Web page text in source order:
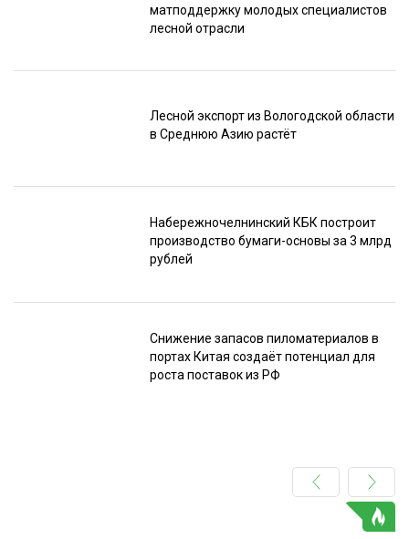
матподдержку молодых специалистов
лесной отрасли
Лесной экспорт из Вологодской области
в Среднюю Азию растёт
Набережночелнинский КБК построит
производство бумаги-основы за 3 млрд
рублей
Снижение запасов пиломатериалов в
портах Китая создаёт потенциал для
роста поставок из РФ